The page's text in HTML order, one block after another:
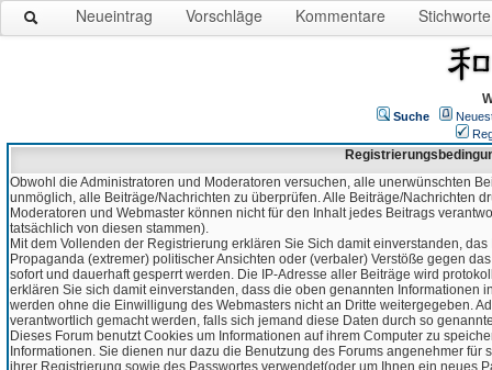
Neueintrag Vorschläge Kommentare Stichworte
Suche
Obwohl die Administratoren und Moderatoren versuchen, alle unerwünschten
unmöglich, alle Beiträge/Nachrichten zu überprüfen. Alle Beiträge/Nachrichten
Moderatoren und Webmaster können nicht für den Inhalt jedes Beitrags
tatsächlich von diesen stammen).
Mit dem Vollenden der Registrierung erklären Sie Sich damit einverstanden,
Propaganda (extremer) politischer Ansichten oder (verbaler) Verstöße gegen
sofort und dauerhaft gesperrt werden. Die IP-Adresse aller Beiträge wird
erklären Sie sich damit einverstanden, dass die oben genannten Informationen
werden ohne die Einwilligung des Webmasters nicht an Dritte weitergegeben.
verantwortlich gemacht werden, falls sich jemand diese Daten durch so
Dieses Forum benutzt Cookies um Informationen auf ihrem Computer zu
Informationen. Sie dienen nur dazu die Benutzung des Forums angenehmer
ihrer Registrierung sowie des Passwortes verwendet(oder um Ihnen ein neues